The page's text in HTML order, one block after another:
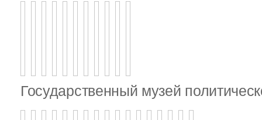
Государственный музей